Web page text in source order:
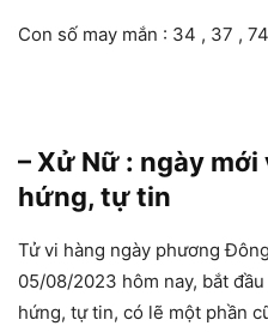
Con số may mắn : 34 , 37 , 74
– Xử Nữ : ngày
hứng, tự tin
Tử vi hàng ngày phương
05/08/2023 hôm nay, bắt
hứng, tự tin, có lẽ một phần